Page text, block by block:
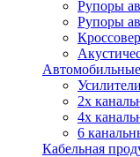
Рупоры
Рупоры
Автомобильные
2х
4х
6
Кабельная